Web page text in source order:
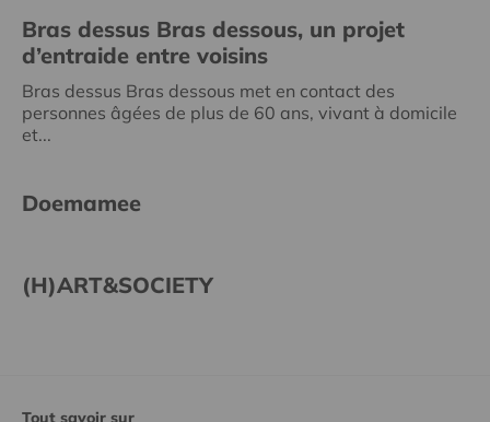
Bras dessus Bras dessous, un projet
d’entraide entre voisins
Bras dessus Bras dessous met en contact des
personnes âgées de plus de 60 ans, vivant à domicile
et...
Doemamee
(H)ART&SOCIETY
Tout savoir sur